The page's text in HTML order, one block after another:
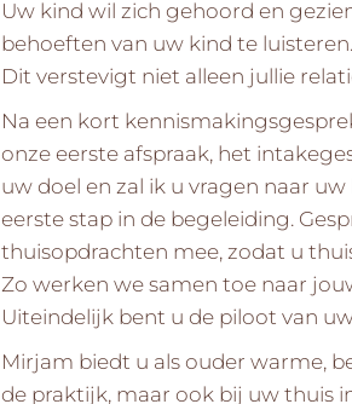
Uw kind wil zich gehoord en
behoeften van uw kind te
Dit verstevigt niet alleen jullie
Na een kort
onze eerste afspraak, het
uw doel en zal ik u vragen naar
eerste stap in de begeleiding.
thuisopdrachten mee, zodat u
Zo werken we samen toe naar
Uiteindelijk bent u de piloot van
Mirjam biedt u als ouder warme,
de praktijk, maar ook bij uw thuis